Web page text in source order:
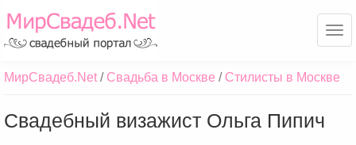
МирСвадеб.Net Свадьба в Москве Стилисты в Москве
Свадебный визажист Ольга Пипич